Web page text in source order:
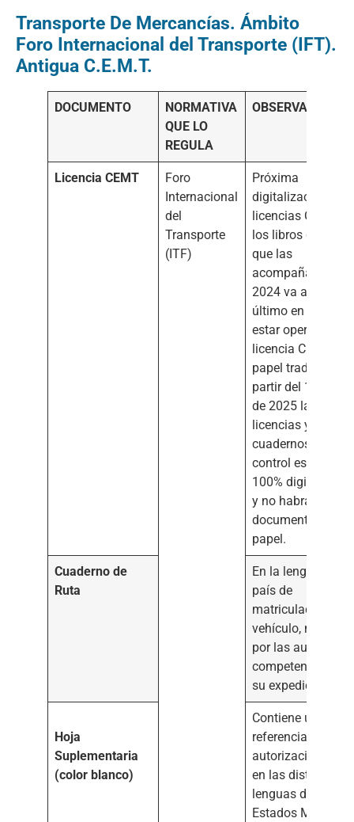
Transporte De Mercancías. Ámbito
Foro Internacional del Transporte (IFT).
Antigua C.E.M.T.
DOCUMENTO
NORMATIVA
QUE LO
REGULA
OBSERVACIONES
Licencia CEMT
Foro
Internacional
del
Transporte
(ITF)
Próxima
digitalización de
licencias CEMT y
los libros de ruta
que las
acompañan. El
2024 va a ser el
último en que va
estar operativa la
licencia CEMT en
papel tradicional.
partir del 1 de
de 2025 las
licencias y sus
cuadernos de
control estarán
100%
y no habrá ningún
documento en
papel.
Cuaderno de
Ruta
En la lengua del
país de
matriculación del
vehículo,
por las
competentes para
su expedición
Hoja
Suplementaria
(color blanco)
Contiene una
referencia a la
autorización
en las distintas
lenguas de los
Estados